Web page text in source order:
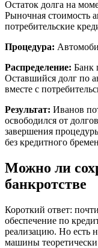
Остаток долга на
Рыночная стоимость
потребительские
Процедура:
Распределение: Банк
Оставшийся долг по
вместе с
Результат: Иванов
освободился от
завершения
без кредитного
Можно ли
банкротстве
Короткий ответ:
обеспечение по
реализацию. Но есть
машины